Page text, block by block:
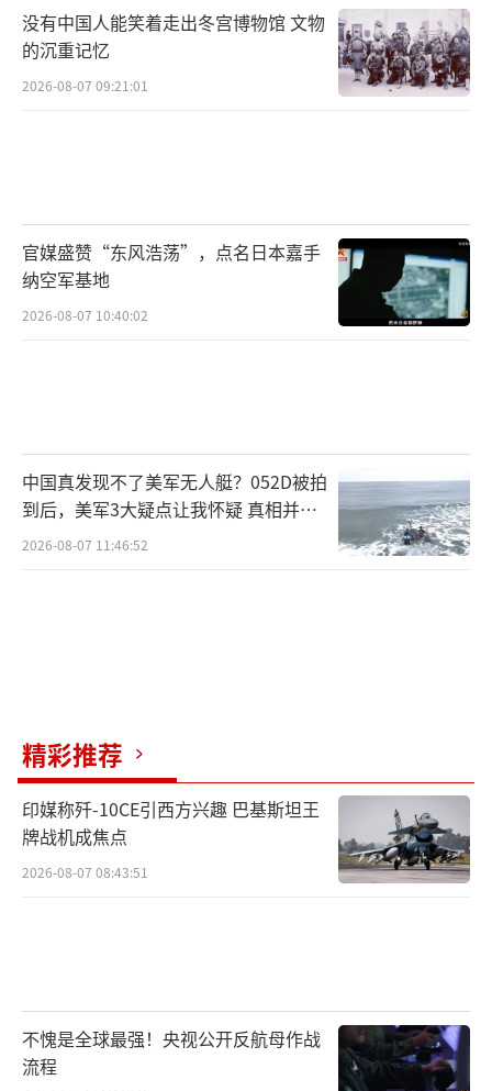
没有中国人能笑着走出冬宫博物馆 文物
的沉重记忆
2026-08-07 09:21:01
官媒盛赞“东风浩荡”，点名日本嘉手
纳空军基地
2026-08-07 10:40:02
中国真发现不了美军无人艇？052D被拍
到后，美军3大疑点让我怀疑 真相并非
如此
2026-08-07 11:46:52
精彩推荐
印媒称歼-10CE引西方兴趣 巴基斯坦王
牌战机成焦点
2026-08-07 08:43:51
不愧是全球最强！央视公开反航母作战
流程